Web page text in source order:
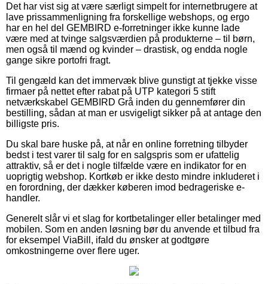
Det har vist sig at være særligt simpelt for internetbrugere at
lave prissammenligning fra forskellige webshops, og ergo
har en hel del GEMBIRD e-forretninger ikke kunne lade
være med at tvinge salgsværdien på produkterne – til børn,
men også til mænd og kvinder – drastisk, og endda nogle
gange sikre portofri fragt.
Til gengæld kan det immervæk blive gunstigt at tjekke visse
firmaer på nettet efter rabat på UTP kategori 5 stift
netværkskabel GEMBIRD Grå inden du gennemfører din
bestilling, sådan at man er usvigeligt sikker på at antage den
billigste pris.
Du skal bare huske på, at når en online forretning tilbyder
bedst i test varer til salg for en salgspris som er ufattelig
attraktiv, så er det i nogle tilfælde være en indikator for en
uoprigtig webshop. Kortkøb er ikke desto mindre inkluderet i
en forordning, der dækker køberen imod bedrageriske e-
handler.
Generelt slår vi et slag for kortbetalinger eller betalinger med
mobilen. Som en anden løsning bør du anvende et tilbud fra
for eksempel ViaBill, ifald du ønsker at godtgøre
omkostningerne over flere uger.